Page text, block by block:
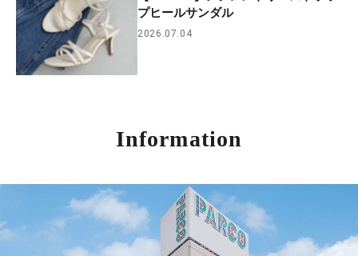
プヒールサンダル
2026.07.04
Information